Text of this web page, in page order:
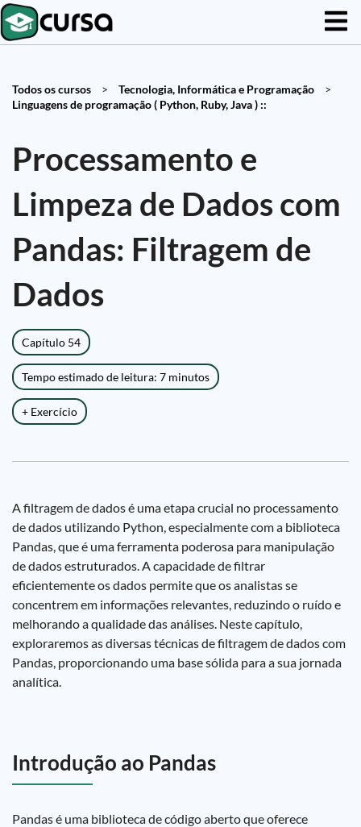
Todos os cursos > Tecnologia, Informática e Programação
>
Linguagens de programação ( Python, Ruby, Java ) ::
Processamento e
Limpeza de Dados com
Pandas: Filtragem de
Dados
Capítulo 54
Tempo estimado de leitura: 7 minutos
+ Exercício
A filtragem de dados é uma etapa crucial no processamento
de dados utilizando Python, especialmente com a biblioteca
Pandas, que é uma ferramenta poderosa para manipulação
de dados estruturados. A capacidade de filtrar
eficientemente os dados permite que os analistas se
concentrem em informações relevantes, reduzindo o ruído e
melhorando a qualidade das análises. Neste capítulo,
exploraremos as diversas técnicas de filtragem de dados com
Pandas, proporcionando uma base sólida para a sua jornada
analítica.
Introdução ao Pandas
Pandas é uma biblioteca de código aberto que oferece